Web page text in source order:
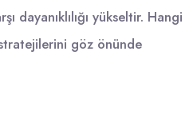
dayanıklılığı yükseltir. Hangi
göz önünde